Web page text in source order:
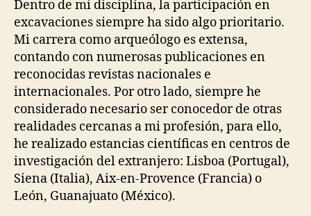
Dentro de mi disciplina, la participación en
excavaciones siempre ha sido algo prioritario.
Mi carrera como arqueólogo es extensa,
contando con numerosas publicaciones en
reconocidas revistas nacionales e
internacionales. Por otro lado, siempre he
considerado necesario ser conocedor de otras
realidades cercanas a mi profesión, para ello,
he realizado estancias científicas en centros de
investigación del extranjero: Lisboa (Portugal),
Siena (Italia), Aix-en-Provence (Francia) o
León, Guanajuato (México).